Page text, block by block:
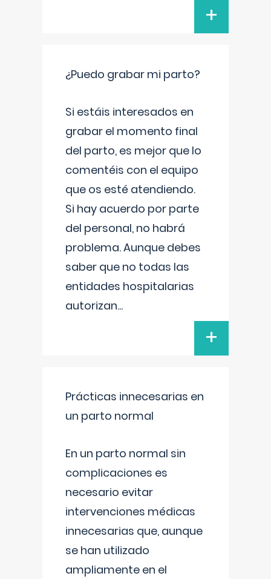
+
¿Puedo grabar mi parto?
Si estáis interesados en
grabar el momento final
del parto, es mejor que lo
comentéis con el equipo
que os esté atendiendo.
Si hay acuerdo por parte
del personal, no habrá
problema. Aunque debes
saber que no todas las
entidades hospitalarias
autorizan...
+
Prácticas innecesarias en
un parto normal
En un parto normal sin
complicaciones es
necesario evitar
intervenciones médicas
innecesarias que, aunque
se han utilizado
ampliamente en el